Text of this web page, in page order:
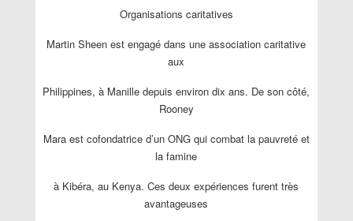
Organisations caritatives
Martin Sheen est engagé dans une association caritative
aux
Philippines, à Manille depuis environ dix ans. De son côté,
Rooney
Mara est cofondatrice d’un ONG qui combat la pauvreté et
la famine
à Kibéra, au Kenya. Ces deux expériences furent très
avantageuses